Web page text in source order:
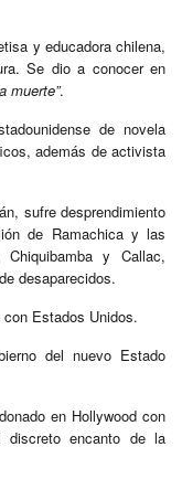
y educadora chilena,
Se dio a conocer en
muerte”.
de novela
además de activista
sufre desprendimiento
de Ramachica y las
y Callac,
desaparecidos.
Estados Unidos.
del nuevo Estado
en Hollywood con
discreto encanto de la